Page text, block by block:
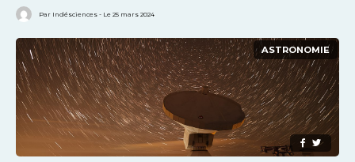
Par Indésciences - Le 25 mars 2024
ASTRONOMIE